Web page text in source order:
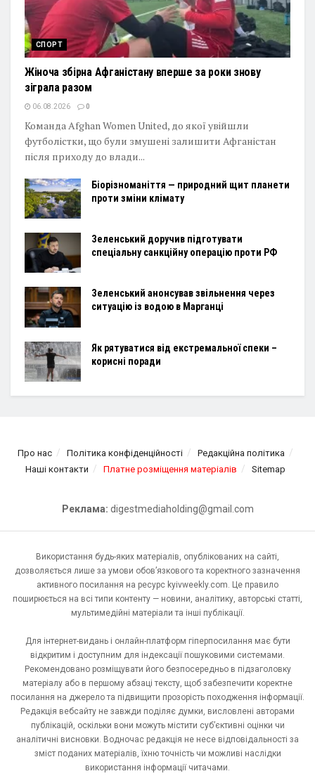
СПОРТ
Жіноча збірна Афганістану вперше за роки знову
зіграла разом
06.08.2026 0
Команда Afghan Women United, до якої увійшли
футболістки, що були змушені залишити Афганістан
після приходу до влади...
Біорізноманіття — природний щит планети
проти зміни клімату
Зеленський доручив підготувати
спеціальну санкційну операцію проти РФ
Зеленський анонсував звільнення через
ситуацію із водою в Марганці
Як рятуватися від екстремальної спеки –
корисні поради
Про нас Політика конфіденційності
Редакційна політика
Наші контакти
Платне розміщення матеріалів Sitemap
Реклама: digestmediaholding@gmail.com
Використання будь-яких матеріалів, опублікованих на сайті,
дозволяється лише за умови обов’язкового та коректного зазначення
активного посилання на ресурс kyivweekly.com. Це правило
поширюється на всі типи контенту — новини, аналітику, авторські статті,
мультимедійні матеріали та інші публікації.
Для інтернет-видань і онлайн-платформ гіперпосилання має бути
відкритим і доступним для індексації пошуковими системами.
Рекомендовано розміщувати його безпосередньо в підзаголовку
матеріалу або в першому абзаці тексту, щоб забезпечити коректне
посилання на джерело та підвищити прозорість походження інформації.
Редакція вебсайту не завжди поділяє думки, висловлені авторами
публікацій, оскільки вони можуть містити суб’єктивні оцінки чи
аналітичні висновки. Водночас редакція не несе відповідальності за
зміст поданих матеріалів, їхню точність чи можливі наслідки
використання інформації читачами.